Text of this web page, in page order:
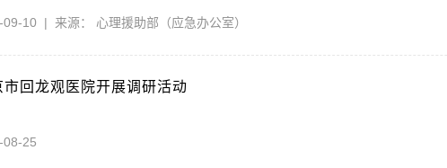
09-10 | 来源： 心理援助部（应急办公室）
回龙观医院开展调研活动
08-25